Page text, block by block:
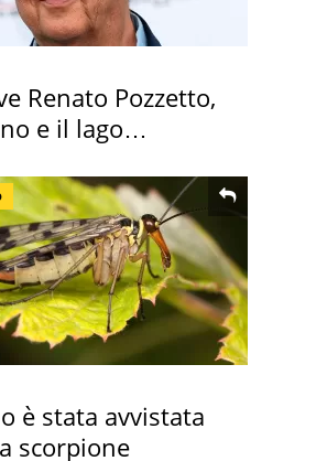
Renato Pozzetto,
e il lago
è stata avvistata
scorpione